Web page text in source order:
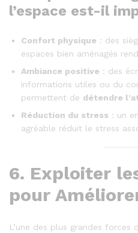
l’espace est-il
Confort physique : des
espaces bien aménagés
Ambiance positive : des
informations utiles ou du
permettent de détendre
Réduction du stress : un
agréable réduit le stress
6. Exploiter
pour
L’une des plus grandes forces